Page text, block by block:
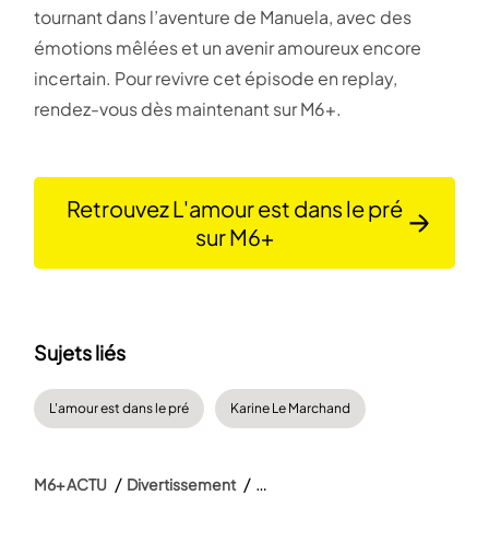
tournant dans l’aventure de Manuela, avec des
émotions mêlées et un avenir amoureux encore
incertain. Pour revivre cet épisode en replay,
rendez-vous dès maintenant sur M6+​.
Retrouvez L'amour est dans le pré
sur M6+
Sujets liés
L'amour est dans le pré Karine Le Marchand
M6+ ACTU Divertissement